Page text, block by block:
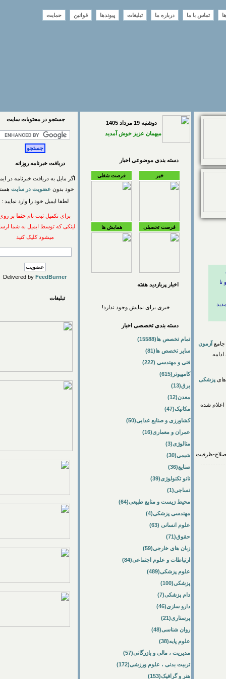
تماس با ما درباره ما تبلیغات پیوندها قوانین حمایت
آزمون
ماه ادامه
پزشکی
اعلام شده
دوشنبه 19 مرداد 1405
میهمان عزیز خوش آمدید
دسته بندی موضوعی اخبار
فرصت شغلی
فرصت تحصیلی همایش ها
اخبار پربازديد هفته
خبری برای نمایش وجود ندارد!
دسته بندی تخصصی اخبار
تمام تخصص ها(15588)
سایر تخصص ها(81)
فنی و مهندسی (222)
کامپیوتر(615)
برق(13)
معدن(12)
مکانیک(47)
کشاورزی و صنایع غذایی(50)
عمران و معماری(16)
متالوژی(3)
شیمی(30)
صنایع(36)
نانو تکنولوژی(39)
نساجی(1)
محیط زیست و منابع طبیعی(64)
مهندسی پزشکی(4)
علوم انسانی (63)
حقوق(71)
زبان های خارجی(59)
ارتباطات و علوم اجتماعی(84)
علوم پزشکی(489)
پزشکی(100)
دام پزشکی(7)
دارو سازی(46)
پرستاری(21)
روان شناسی(48)
علوم پایه(38)
مدیریت ، مالی و بازرگانی(57)
تربیت بدنی ، علوم ورزشی(172)
هنر و گرافیک(153)
جستجو در محتويات سايت
دریافت خبرنامه روزانه
اگر مایل به دریافت خبرنامه در ایمیل
خود بدونعضویت در سایتهستید
لطفا ایمیل خود را وارد نمایید :
برای تکمیل ثبت نام حتمابر روی
لینکی که توسط ایمیل به شما ارسال
میشود کلیک کنید
Delivered byFeedBurner
تبلیغات